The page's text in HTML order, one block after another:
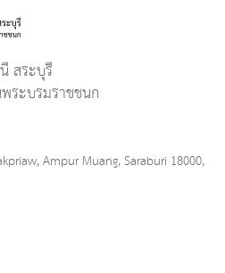
สระบุรี
ระบรมราชชนก
Ampur Muang, Saraburi 18000,